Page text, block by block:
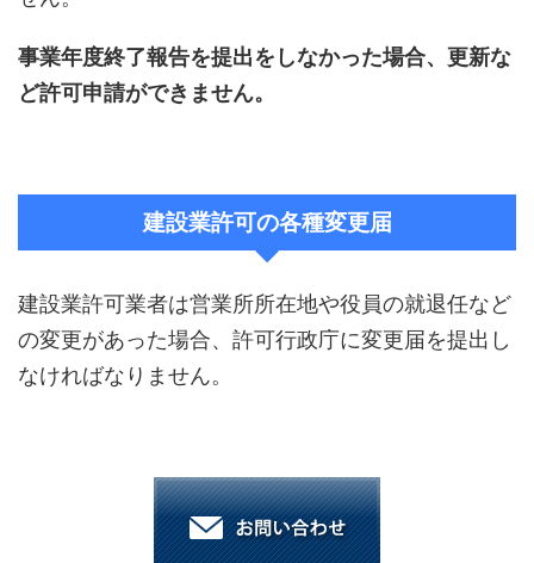
事業年度終了報告を提出をしなかった場合、更新な
ど許可申請ができません。
建設業許可の各種変更届
建設業許可業者は営業所所在地や役員の就退任など
の変更があった場合、許可行政庁に変更届を提出し
なければなりません。